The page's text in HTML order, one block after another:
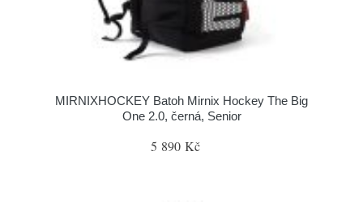
MIRNIXHOCKEY Batoh Mirnix Hockey The Big
One 2.0, černá, Senior
5 890 Kč